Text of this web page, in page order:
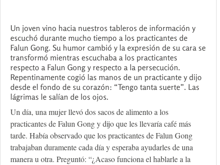
Un joven vino hacia nuestros tableros de información y
escuchó durante mucho tiempo a los practicantes de
Falun Gong. Su humor cambió y la expresión de su cara se
transformó mientras escuchaba a los practicantes
respecto a Falun Gong y respecto a la persecución.
Repentinamente cogió las manos de un practicante y dijo
desde el fondo de su corazón: “Tengo tanta suerte”. Las
lágrimas le salían de los ojos.
Un día, una mujer llevó dos sacos de alimento a los
practicantes de Falun Gong y dijo que les llevaría café más
tarde. Había observado que los practicantes de Falun Gong
trabajaban duramente cada día y esperaba ayudarles de una
manera u otra. Preguntó: “¿Acaso funciona el hablarle a la